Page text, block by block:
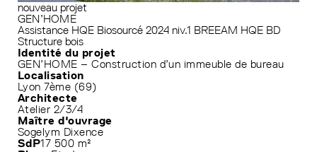
nouveau projet
GEN’HOME
Assistance HQE Biosourcé 2024 niv.1 BREEAM HQE BD
Structure bois
Identité du projet
GEN’HOME – Construction d’un immeuble de bureau
Localisation
Lyon 7ème (69)
Architecte
Atelier 2/3/4
Maître d'ouvrage
Sogelym Dixence
SdP17 500 m²